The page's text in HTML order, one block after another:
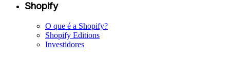
Shopify
O que é a Shopify?
Shopify Editions
Investidores